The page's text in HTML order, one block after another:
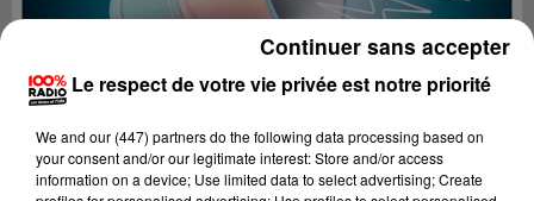
Le respect de votre vie privée est notre priorité
We and our (447) partnersdo the following data processing based on
your consent and/or our legitimate interest: Store and/or access
information on a device; Use limited data to select advertising; Create
Continuer sans accepter